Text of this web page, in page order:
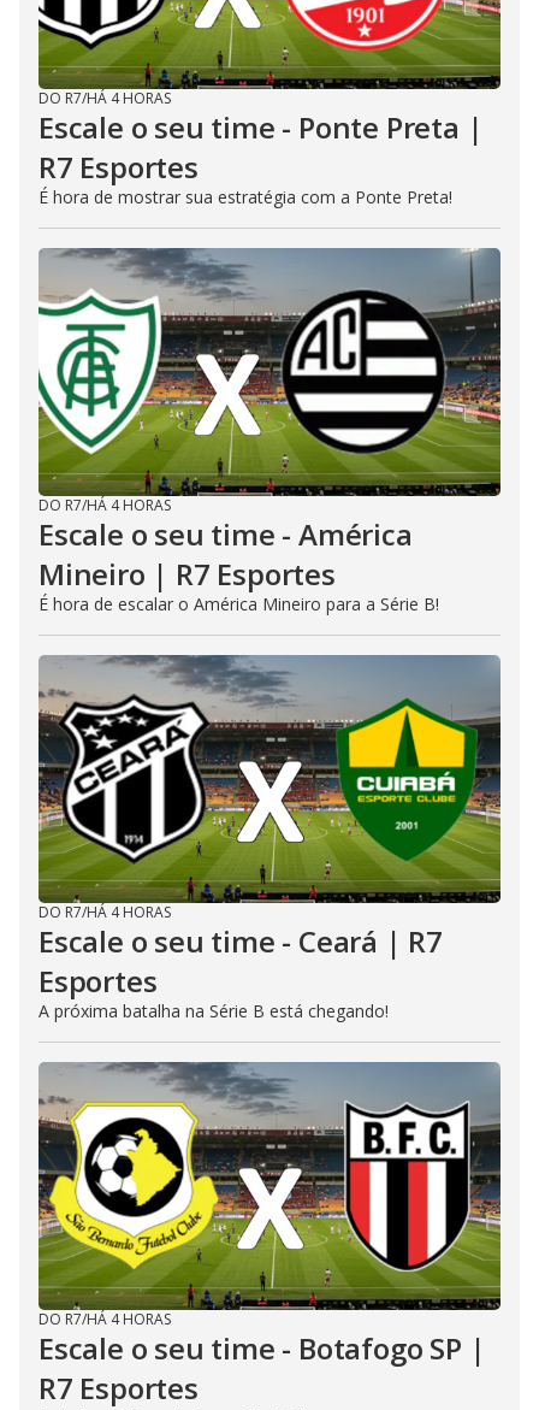
DO R7/HÁ 4 HORAS
Escale o seu time - Ponte Preta |
R7 Esportes
É hora de mostrar sua estratégia com a Ponte Preta!
DO R7/HÁ 4 HORAS
Escale o seu time - América
Mineiro | R7 Esportes
É hora de escalar o América Mineiro para a Série B!
DO R7/HÁ 4 HORAS
Escale o seu time - Ceará | R7
Esportes
A próxima batalha na Série B está chegando!
DO R7/HÁ 4 HORAS
Escale o seu time - Botafogo SP |
R7 Esportes